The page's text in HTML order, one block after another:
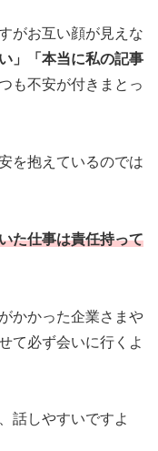
がお互い顔が見えな
」「本当に私の記事
も不安が付きまとっ
を抱えているのでは
た仕事は責任持って
かかった企業さまや
て必ず会いに行くよ
話しやすいですよ